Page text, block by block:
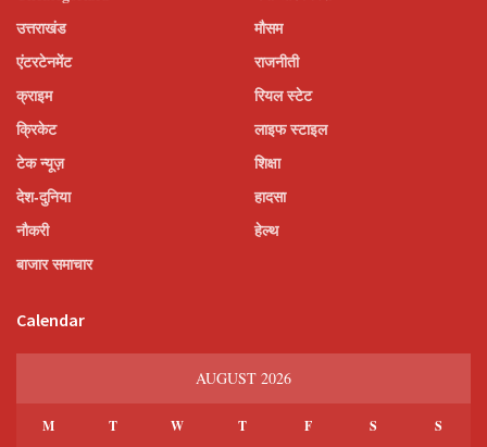
उत्तराखंड
एंटरटेनमेंट
क्राइम
क्रिकेट
टेक न्यूज़
देश-दुनिया
नौकरी
बाजार समाचार
मौसम
राजनीती
रियल स्टेट
लाइफ स्टाइल
शिक्षा
हादसा
हेल्थ
Calendar
AUGUST 2026
M T W T F S S